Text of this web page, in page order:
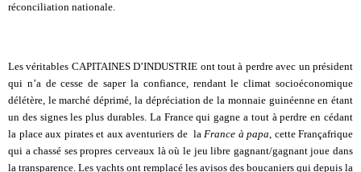
réconciliation nationale.
Les véritables CAPITAINES D’INDUSTRIE ont tout à perdre avec un président
qui n’a de cesse de saper la confiance, rendant le climat socioéconomique
délétère, le marché déprimé, la dépréciation de la monnaie guinéenne en étant
un des signes les plus durables. La France qui gagne a tout à perdre en cédant
la place aux pirates et aux aventuriers de la France à papa, cette Françafrique
qui a chassé ses propres cerveaux là où le jeu libre gagnant/gagnant joue dans
la transparence. Les yachts ont remplacé les avisos des boucaniers qui depuis la